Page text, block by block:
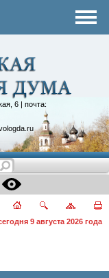
6 | почта:
9 августа 2026 года